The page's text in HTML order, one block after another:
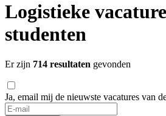
Logistieke
studenten
Er zijn 714 resultaten gevonden
Ja, email mij de nieuwste vacatures van